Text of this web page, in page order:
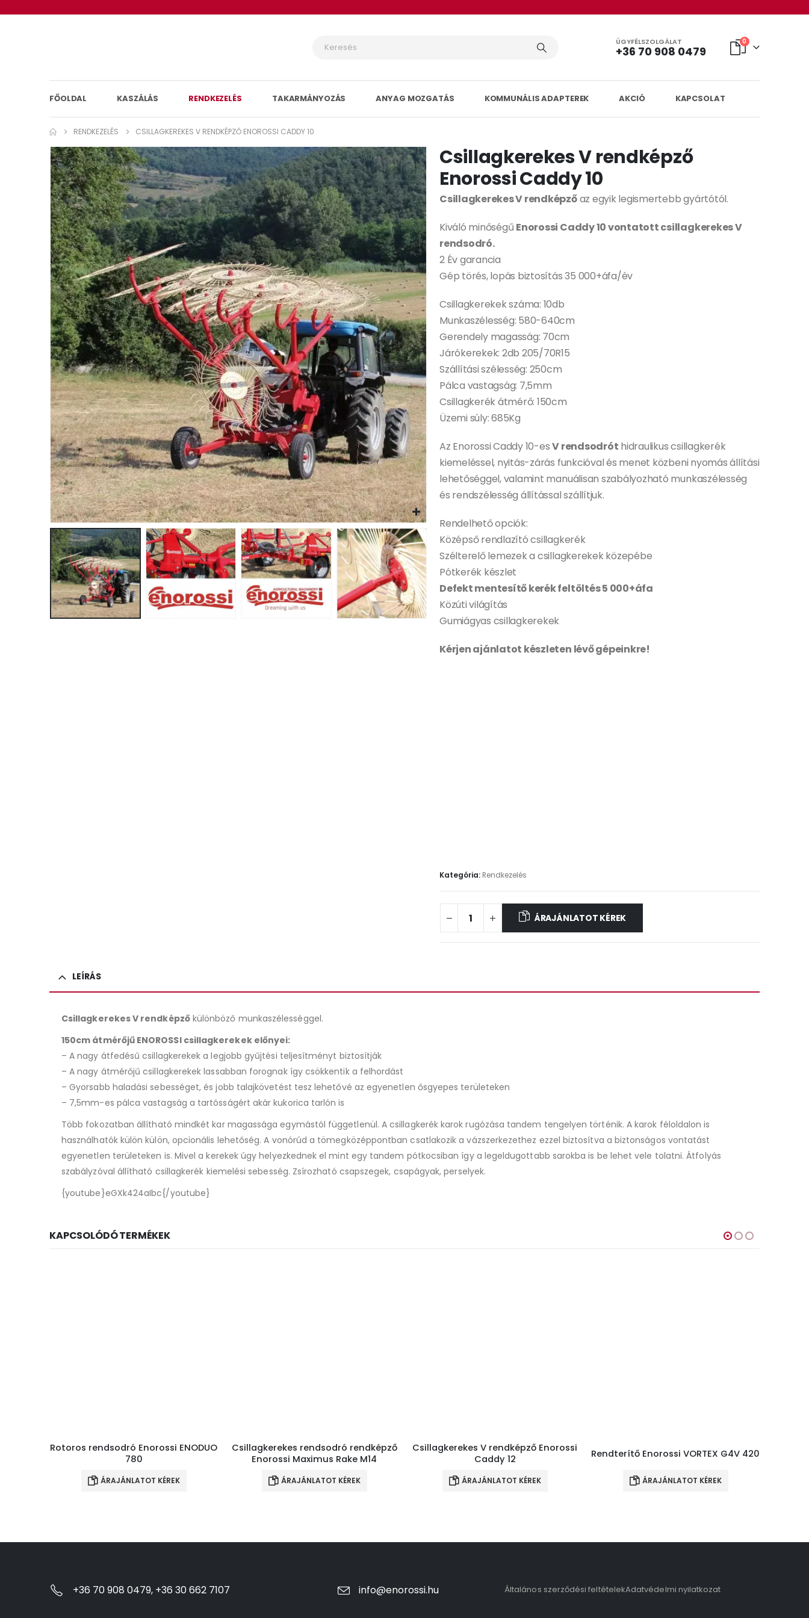
ÜGYFÉLSZOLGÁLAT
+36 70 908 0479
0
FŐOLDAL KASZÁLÁS RENDKEZELÉS TAKARMÁNYOZÁS ANYAG MOZGATÁS KOMMUNÁLIS ADAPTEREK AKCIÓ KAPCSOLAT
RENDKEZELÉS CSILLAGKEREKES V RENDKÉPZŐ ENOROSSI CADDY 10
Csillagkerekes V rendképző
Enorossi Caddy 10
Csillagkerekes V rendképzőaz egyik legismertebb gyártótól.
Kiváló minőségű Enorossi Caddy 10 vontatott csillagkerekes V
rendsodró.
2 Év garancia
Gép törés, lopás biztosítás 35 000+áfa/év
Csillagkerekek száma: 10db
Munkaszélesség: 580-640cm
Gerendely magasság: 70cm
Járókerekek: 2db 205/70R15
Szállítási szélesség: 250cm
Pálca vastagság: 7,5mm
Csillagkerék átmérő: 150cm
Üzemi súly: 685Kg
Az Enorossi Caddy 10-esV rendsodrót hidraulikus csillagkerék
kiemeléssel, nyitás-zárás funkcióval és menet közbeni nyomás állítási
lehetőséggel, valamint manuálisan szabályozható munkaszélesség
és rendszélesség állítással szállítjuk.
Rendelhető opciók:
Középső rendlazító csillagkerék
Szélterelő lemezek a csillagkerekek közepébe
Pótkerék készlet
Defekt mentesítő kerék feltöltés 5 000+áfa
Közúti világítás
Gumiágyas csillagkerekek
Kérjen ajánlatot készleten lévő gépeinkre!
Kategória: Rendkezelés
ÁRAJÁNLATOT KÉREK
LEÍRÁS
Csillagkerekes V rendképzőkülönböző munkaszélességgel.
150cm átmérőjű ENOROSSI csillagkerekek előnyei:
– A nagy átfedésű csillagkerekek a legjobb gyűjtési teljesítményt biztosítják
– A nagy átmérőjű csillagkerekek lassabban forognak így csökkentik a felhordást
– Gyorsabb haladási sebességet, és jobb talajkövetést tesz lehetővé az egyenetlen ősgyepes területeken
– 7,5mm-es pálca vastagság a tartósságért akár kukorica tarlón is
Több fokozatban állítható mindkét kar magassága egymástól függetlenül. A csillagkerék karok rugózása tandem tengelyen történik. A karok féloldalon is
használhatók külön külön, opcionális lehetőség. A vonórúd a tömegközéppontban csatlakozik a vázszerkezethez ezzel biztosítva a biztonságos vontatást
egyenetlen területeken is. Mivel a kerekek úgy helyezkednek el mint egy tandem pótkocsiban így a legeldugottabb sarokba is be lehet vele tolatni. Átfolyás
szabályzóval állítható csillagkerék kiemelési sebesség. Zsírozható csapszegek, csapágyak, perselyek.
{youtube}eGXk424aIbc{/youtube}
KAPCSOLÓDÓ TERMÉKEK
Rotoros rendsodró Enorossi ENODUO
780
ÁRAJÁNLATOT KÉREK
Csillagkerekes rendsodró rendképző
Enorossi Maximus Rake M14
ÁRAJÁNLATOT KÉREK
Csillagkerekes V rendképző Enorossi
Caddy 12
ÁRAJÁNLATOT KÉREK
Rendterítő Enorossi VORTEX G4V 420
ÁRAJÁNLATOT KÉREK
+36 70 908 0479, +36 30 662 7107 info@enorossi.hu Általános szerződési feltételekAdatvédelmi nyilatkozat